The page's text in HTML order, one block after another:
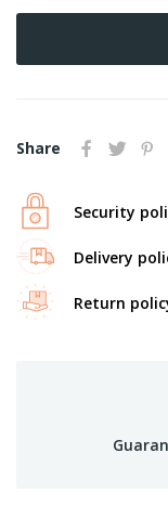
Share
Security
Delivery
Return